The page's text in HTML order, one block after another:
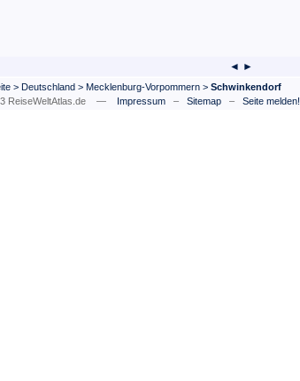
◄ ►
> Deutschland > Mecklenburg-Vorpommern > Schwinkendorf
ReiseWeltAtlas.de —
Impressum– Sitemap– Seite melden!